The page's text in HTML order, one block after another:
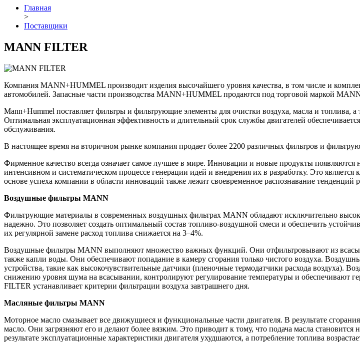
Главная
>
Поставщики
MANN FILTER
Компания MANN+HUMMEL производит изделия высочайшего уровня качества, в том числе и
автомобилей. Запасные части производства MANN+HUMMEL продаются под торговой маркой
Mann+Hummel поставляет фильтры и фильтрующие элементы для очистки воздуха, масла и топлива,
Оптимальная эксплуатационная эффективность и длительный срок службы двигателей
обслуживания.
В настоящее время на вторичном рынке компания продает более 2200 различных фильтров и
Фирменное качество всегда означает самое лучшее в мире. Инновации и новые продукты
интенсивном и систематическом процессе генерации идей и внедрения их в разработку. Это
основе успеха компании в области инноваций также лежит своевременное распознавание
Воздушные фильтры MANN
Фильтрующие материалы в современных воздушных фильтрах MANN обладают исключительно
надежно. Это позволяет создать оптимальный состав топливо-воздушной смеси и обеспечить
их регулярной замене расход топлива снижается на 3–4%.
Воздушные фильтры MANN выполняют множество важных функций. Они отфильтровывают из
также капли воды. Они обеспечивают попадание в камеру сгорания только чистого воздуха.
устройства, такие как высокочувствительные датчики (пленочные термодатчики расхода
снижению уровня шума на всасывании, контролируют регулирование температуры и обеспечивают
FILTER устанавливает критерии фильтрации воздуха завтрашнего дня.
Масляные фильтры MANN
Моторное масло смазывает все движущиеся и функциональные части двигателя. В результате
масло. Они загрязняют его и делают более вязким. Это приводит к тому, что подача масла
результате эксплуатационные характеристики двигателя ухудшаются, а потребление топлива